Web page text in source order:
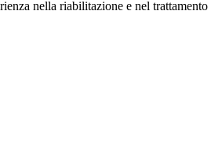
nella riabilitazione e nel trattamento